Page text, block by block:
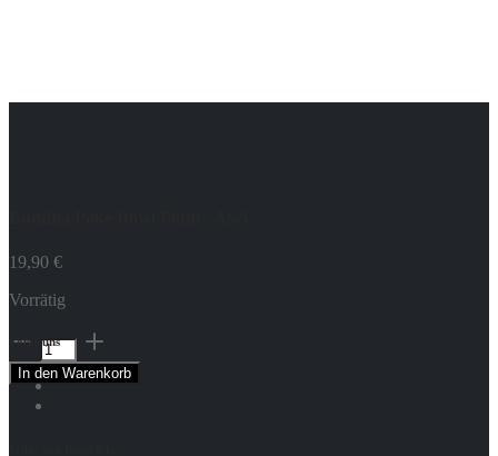
19,90 €
Vorrätig
Buddha
Poké
Bowl
In den Warenkorb
Folge uns